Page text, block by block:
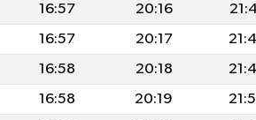
16:57 20:16
16:57 20:17
16:58 20:18
16:58 20:19